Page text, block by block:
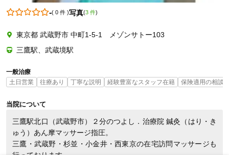
-( 0 件)写真(3 件)
東京都 武蔵野市 中町1-5-1 メゾンサトー103
三鷹駅、武蔵境駅
一般治療
土日営業
往療あり 丁寧な説明 経験豊富なスタッフ在籍 保険適用の相談
当院について
三鷹駅北口（武蔵野市）２分のつよし．治療院 鍼灸（はり・き
ゅう）あん摩マッサージ指圧。
三鷹・武蔵野・杉並・小金井・西東京の在宅訪問マッサージも